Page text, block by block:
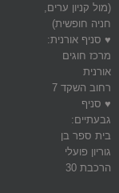
(מול קניון ערים,
חניה חופשית)
♥ סניף אורנית:
מרכז חוגים
אורנית
רחוב השקד 7
♥ סניף
גבעתיים:
בית ספר בן
גוריון פועלי
הרכבת 30